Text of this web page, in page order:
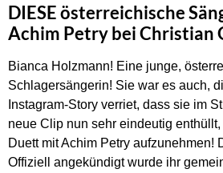
DIESE österreichische
Achim Petry bei Christian
Bianca Holzmann! Eine junge,
Schlagersängerin! Sie war es auch,
Instagram-Story verriet, dass sie im
neue Clip nun sehr eindeutig
Duett mit Achim Petry aufzunehmen!
Offiziell angekündigt wurde ihr